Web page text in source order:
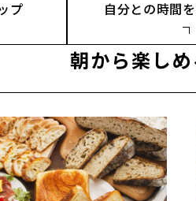
プ 自分との時間
朝から楽し